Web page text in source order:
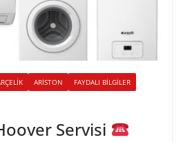
ARISTON
FAYDALI BILGILER
Servisi